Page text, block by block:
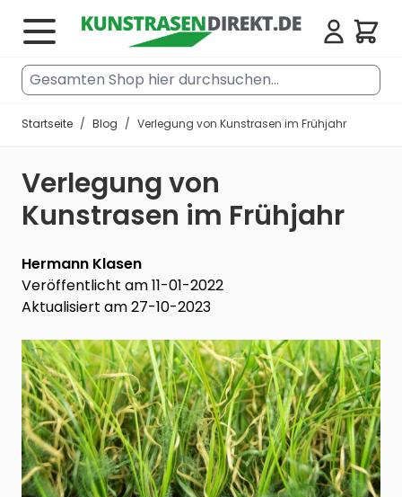
Cart
Gesamten Shop hier durchsuchen...
Startseite / Blog / Verlegung von Kunstrasen im Frühjahr
Verlegung von
Kunstrasen im Frühjahr
Hermann Klasen
Veröffentlicht am 11-01-2022
Aktualisiert am 27-10-2023